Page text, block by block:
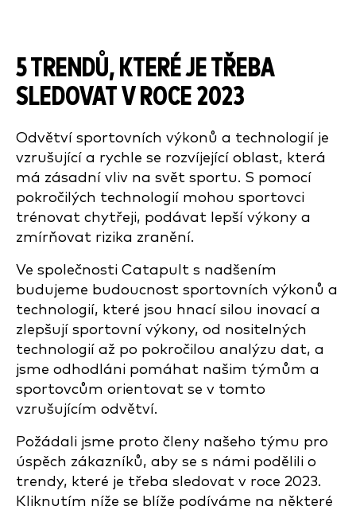
5 TRENDŮ, KTERÉ JE TŘEBA
SLEDOVAT V ROCE 2023
Odvětví sportovních výkonů a technologií je
vzrušující a rychle se rozvíjející oblast, která
má zásadní vliv na svět sportu. S pomocí
pokročilých technologií mohou sportovci
trénovat chytřeji, podávat lepší výkony a
zmírňovat rizika zranění.
Ve společnosti Catapult s nadšením
budujeme budoucnost sportovních výkonů a
technologií, které jsou hnací silou inovací a
zlepšují sportovní výkony, od nositelných
technologií až po pokročilou analýzu dat, a
jsme odhodláni pomáhat našim týmům a
sportovcům orientovat se v tomto
vzrušujícím odvětví.
Požádali jsme proto členy našeho týmu pro
úspěch zákazníků, aby se s námi podělili o
trendy, které je třeba sledovat v roce 2023.
Kliknutím níže se blíže podíváme na některé